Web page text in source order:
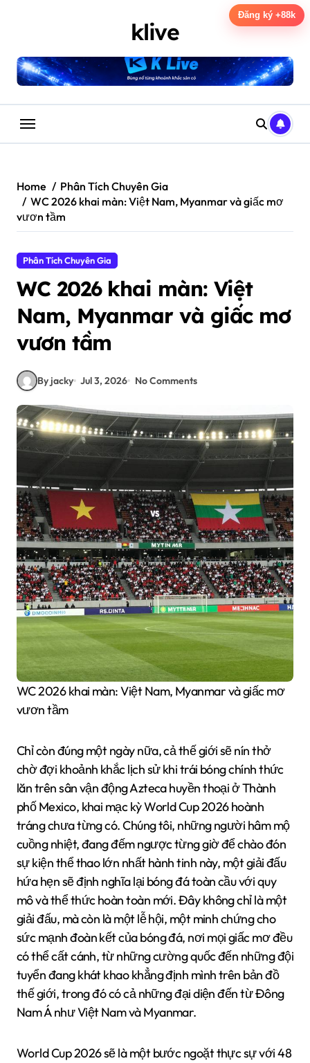
klive
Home
Phân Tích Chuyên Gia
WC 2026 khai màn: Việt Nam, Myanmar và giấc mơ
vươn tầm
Phân Tích Chuyên Gia
WC 2026 khai màn: Việt
Nam, Myanmar và giấc mơ
vươn tầm
By jacky Jul 3, 2026 No Comments
WC 2026 khai màn: Việt Nam, Myanmar và giấc mơ
vươn tầm
Chỉ còn đúng một ngày nữa, cả thế giới sẽ nín thở
chờ đợi khoảnh khắc lịch sử khi trái bóng chính thức
lăn trên sân vận động Azteca huyền thoại ở Thành
phố Mexico, khai mạc kỳ World Cup 2026 hoành
tráng chưa từng có. Chúng tôi, những người hâm mộ
cuồng nhiệt, đang đếm ngược từng giờ để chào đón
sự kiện thể thao lớn nhất hành tinh này, một giải đấu
hứa hẹn sẽ định nghĩa lại bóng đá toàn cầu với quy
mô và thể thức hoàn toàn mới. Đây không chỉ là một
giải đấu, mà còn là một lễ hội, một minh chứng cho
sức mạnh đoàn kết của bóng đá, nơi mọi giấc mơ đều
có thể cất cánh, từ những cường quốc đến những đội
tuyển đang khát khao khẳng định mình trên bản đồ
thế giới, trong đó có cả những đại diện đến từ Đông
Nam Á như Việt Nam và Myanmar.
World Cup 2026 sẽ là một bước ngoặt thực sự với 48
Đăng ký +88k